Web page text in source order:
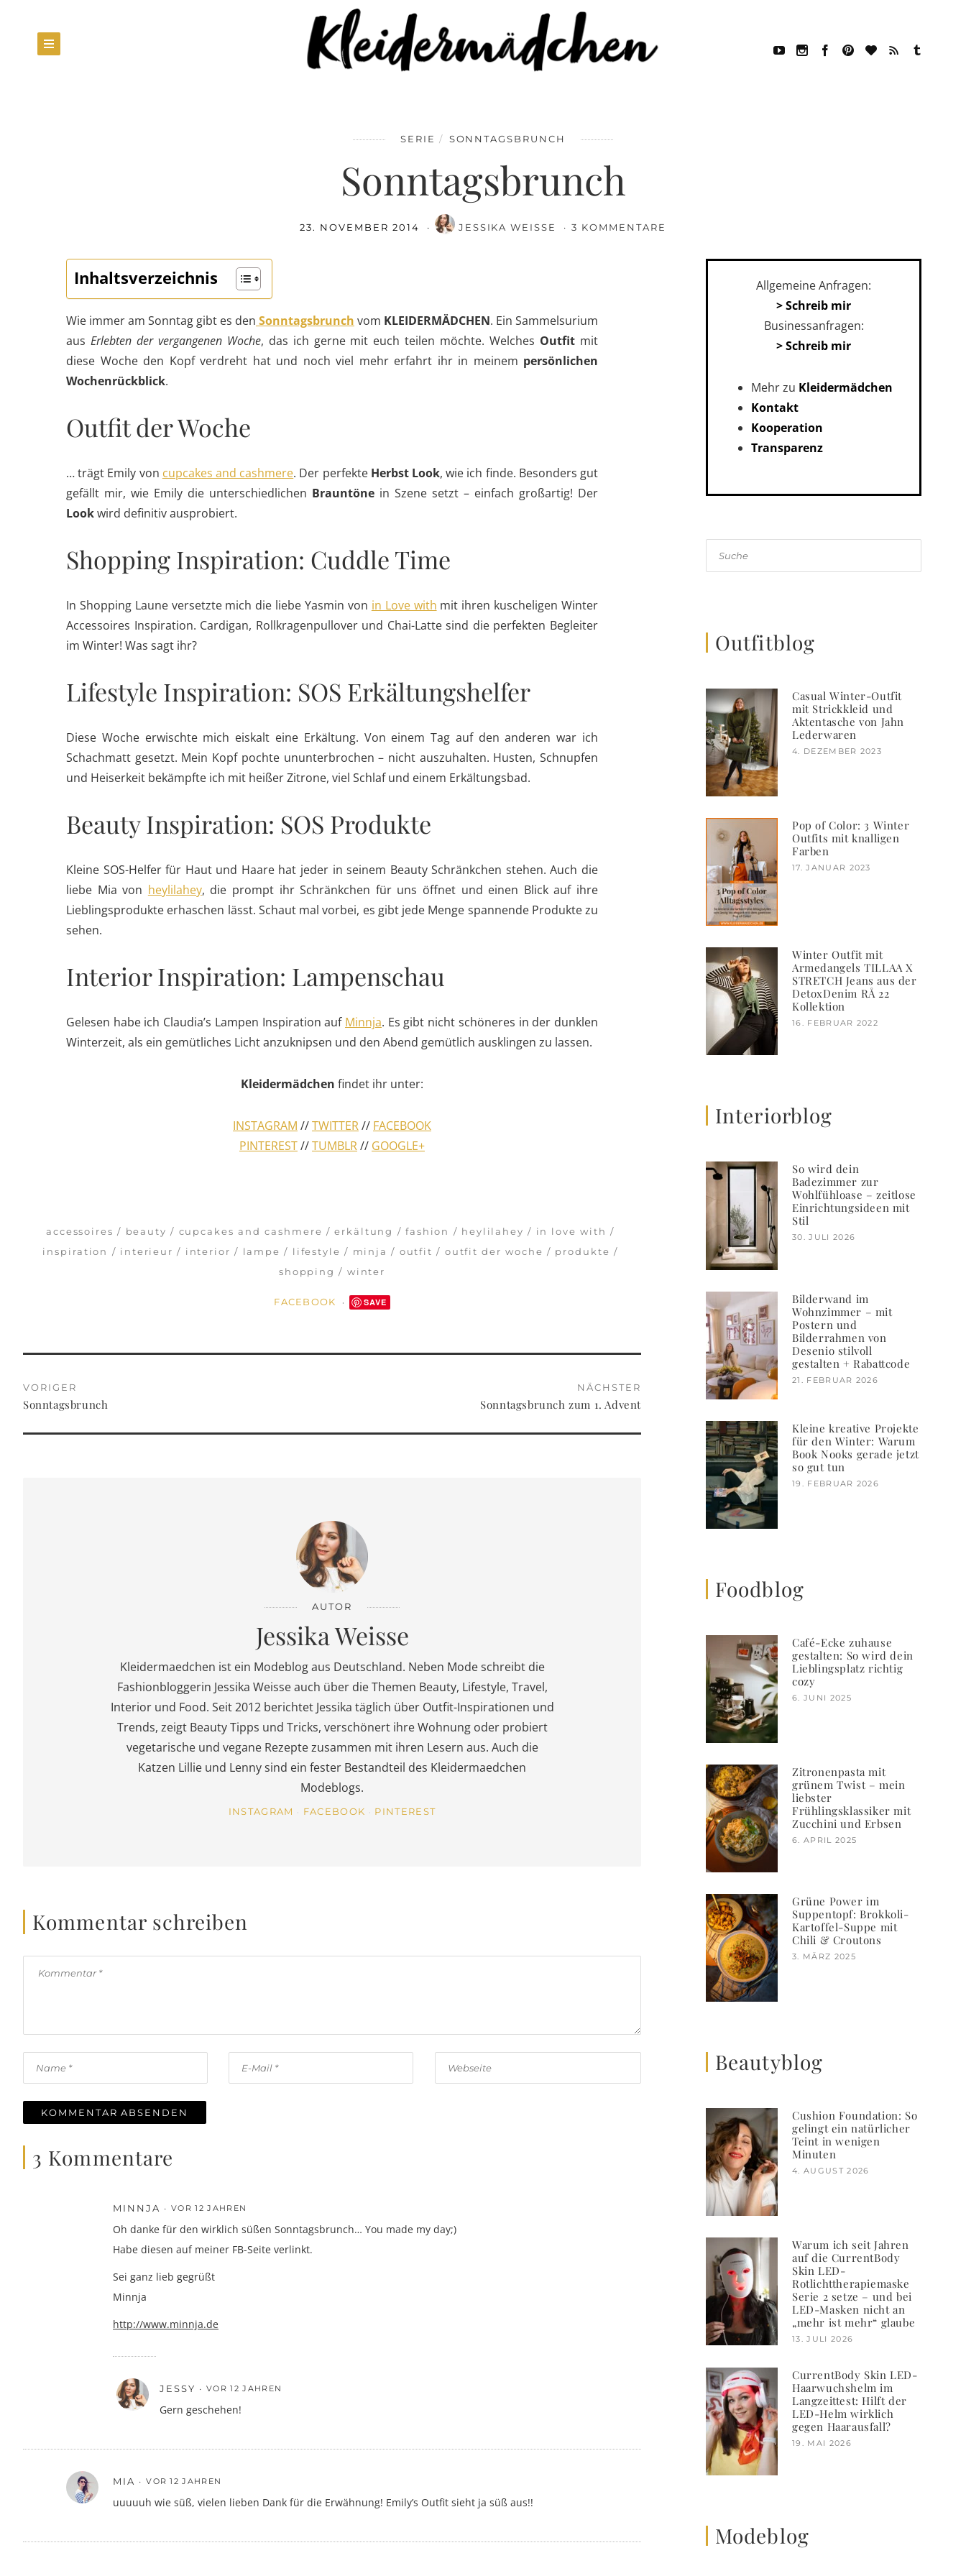
FACEBOOK SAVE
SERIE SONNTAGSBRUNCH
Sonntagsbrunch
23. NOVEMBER 2014 JESSIKA WEISSE 3 KOMMENTARE
Inhaltsverzeichnis
Wie immer am Sonntag gibt es den Sonntagsbrunch vom KLEIDERMÄDCHEN. Ein Sammelsurium
aus Erlebten der vergangenen Woche, das ich gerne mit euch teilen möchte. Welches Outfit mit
diese Woche den Kopf verdreht hat und noch viel mehr erfahrt ihr in meinem persönlichen
Wochenrückblick.
Outfit der Woche
… trägt Emily von cupcakes and cashmere. Der perfekte Herbst Look, wie ich finde. Besonders gut
gefällt mir, wie Emily die unterschiedlichen Brauntöne in Szene setzt – einfach großartig! Der
Lookwird definitiv ausprobiert.
Shopping Inspiration: Cuddle Time
In Shopping Laune versetzte mich die liebe Yasmin von in Love with mit ihren kuscheligen Winter
Accessoires Inspiration. Cardigan, Rollkragenpullover und Chai-Latte sind die perfekten Begleiter
im Winter! Was sagt ihr?
Lifestyle Inspiration: SOS Erkältungshelfer
Diese Woche erwischte mich eiskalt eine Erkältung. Von einem Tag auf den anderen war ich
Schachmatt gesetzt. Mein Kopf pochte ununterbrochen – nicht auszuhalten. Husten, Schnupfen
und Heiserkeit bekämpfte ich mit heißer Zitrone, viel Schlaf und einem Erkältungsbad.
Beauty Inspiration: SOS Produkte
Kleine SOS-Helfer für Haut und Haare hat jeder in seinem Beauty Schränkchen stehen. Auch die
liebe Mia von heylilahey, die prompt ihr Schränkchen für uns öffnet und einen Blick auf ihre
Lieblingsprodukte erhaschen lässt. Schaut mal vorbei, es gibt jede Menge spannende Produkte zu
sehen.
Interior Inspiration: Lampenschau
Gelesen habe ich Claudia’s Lampen Inspiration auf Minnja. Es gibt nicht schöneres in der dunklen
Winterzeit, als ein gemütliches Licht anzuknipsen und den Abend gemütlich ausklingen zu lassen.
Kleidermädchen findet ihr unter:
INSTAGRAM //TWITTER// FACEBOOK
PINTEREST//TUMBLR// GOOGLE+
accessoires beauty cupcakes and cashmere erkältung fashion heylilahey
in love with
inspiration
interieur interior lampe lifestyle minja outfit outfit der woche
produkte
shopping
winter
FACEBOOK SAVE
VORIGER
Sonntagsbrunch
NÄCHSTER
Sonntagsbrunch zum 1. Advent
AUTOR
Jessika Weisse
Kleidermaedchen ist ein Modeblog aus Deutschland. Neben Mode schreibt die
Fashionbloggerin Jessika Weisse auch über die Themen Beauty, Lifestyle, Travel,
Interior und Food. Seit 2012 berichtet Jessika täglich über Outfit-Inspirationen und
Trends, zeigt Beauty Tipps und Tricks, verschönert ihre Wohnung oder probiert
vegetarische und vegane Rezepte zusammen mit ihren Lesern aus. Auch die
Katzen Lillie und Lenny sind ein fester Bestandteil des Kleidermaedchen
Modeblogs.
INSTAGRAM FACEBOOK PINTEREST
Kommentar schreiben
3 Kommentare
MINNJA VOR 12 JAHREN
Oh danke für den wirklich süßen Sonntagsbrunch… You made my day;)
Habe diesen auf meiner FB-Seite verlinkt.
Sei ganz lieb gegrüßt
Minnja
http://www.minnja.de
JESSY VOR 12 JAHREN
Gern geschehen!
MIA VOR 12 JAHREN
uuuuuh wie süß, vielen lieben Dank für die Erwähnung! Emily’s Outfit sieht ja süß aus!!
Allgemeine Anfragen:
> Schreib mir
Businessanfragen:
> Schreib mir
Mehr zu Kleidermädchen
Kontakt
Kooperation
Transparenz
Suche
Outfitblog
Casual Winter-Outfit
mit Strickkleid und
Aktentasche von Jahn
Lederwaren
4. DEZEMBER 2023
Pop of Color: 3 Winter
Outfits mit knalligen
Farben
17. JANUAR 2023
Winter Outfit mit
Armedangels TILLAA X
STRETCH Jeans aus der
DetoxDenim RÅ 22
Kollektion
16. FEBRUAR 2022
Interiorblog
So wird dein
Badezimmer zur
Wohlfühloase – zeitlose
Einrichtungsideen mit
Stil
30. JULI 2026
Bilderwand im
Wohnzimmer – mit
Postern und
Bilderrahmen von
Desenio stilvoll
gestalten + Rabattcode
21. FEBRUAR 2026
Kleine kreative Projekte
für den Winter: Warum
Book Nooks gerade jetzt
so gut tun
19. FEBRUAR 2026
Foodblog
Café-Ecke zuhause
gestalten: So wird dein
Lieblingsplatz richtig
cozy
6. JUNI 2025
Zitronenpasta mit
grünem Twist – mein
liebster
Frühlingsklassiker mit
Zucchini und Erbsen
6. APRIL 2025
Grüne Power im
Suppentopf: Brokkoli-
Kartoffel-Suppe mit
Chili & Croutons
3. MÄRZ 2025
Beautyblog
Cushion Foundation: So
gelingt ein natürlicher
Teint in wenigen
Minuten
4. AUGUST 2026
Warum ich seit Jahren
auf die CurrentBody
Skin LED-
Rotlichttherapiemaske
Serie 2 setze – und bei
LED-Masken nicht an
„mehr ist mehr“ glaube
13. JULI 2026
CurrentBody Skin LED-
Haarwuchshelm im
Langzeittest: Hilft der
LED-Helm wirklich
gegen Haarausfall?
19. MAI 2026
Modeblog